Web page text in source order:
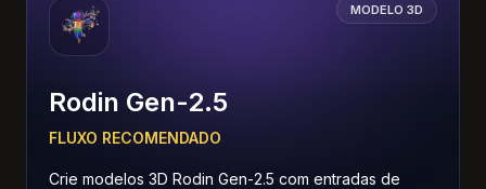
MODELO 3D
Rodin Gen-2.5
FLUXO RECOMENDADO
Crie modelos 3D Rodin Gen-2.5 com entradas de